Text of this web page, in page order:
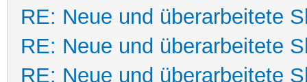
RE: Neue und überarbeitete
RE: Neue und überarbeitete
RE: Neue und überarbeitete